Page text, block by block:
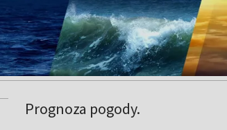
Prognoza pogody.